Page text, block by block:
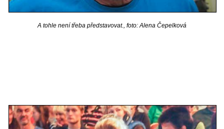
A tohle není třeba představovat., foto: Alena Čepelková